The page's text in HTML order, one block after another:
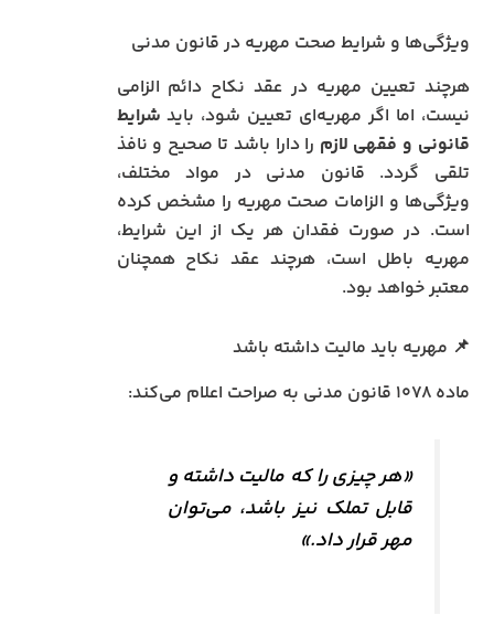
ویژگی‌ها و شرایط صحت مهریه در قانون مدنی
هرچند تعیین مهریه در عقد نکاح دائم الزامی
نیست، اما اگر مهریه‌ای تعیین شود، باید شرایط
قانونی و فقهی لازم را دارا باشد تا صحیح و نافذ
تلقی گردد. قانون مدنی در مواد مختلف،
ویژگی‌ها و الزامات صحت مهریه را مشخص کرده
است. در صورت فقدان هر یک از این شرایط،
مهریه باطل است، هرچند عقد نکاح همچنان
معتبر خواهد بود.
📌 مهریه باید مالیت داشته باشد
ماده ۱۰۷۸ قانون مدنی به صراحت اعلام می‌کند:
«هر چیزی را که مالیت داشته و
قابل تملک نیز باشد، می‌توان
مهر قرار داد.»